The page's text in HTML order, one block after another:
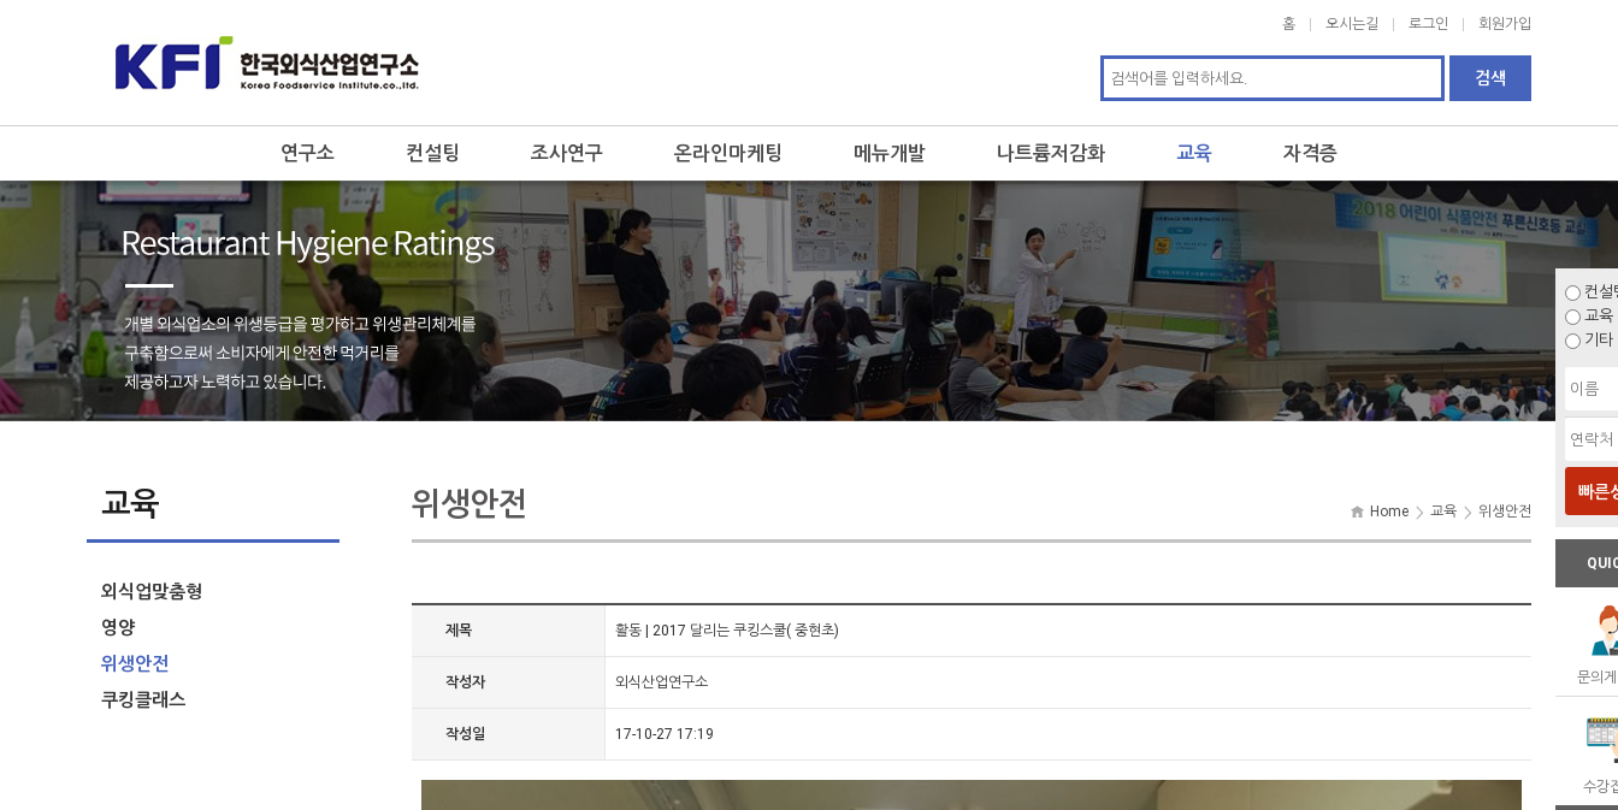
홈 오시는길 로그인 회원가입
연구소 컨설팅 조사연구 온라인마케팅 메뉴개발 나트륨저감화 교육 자격증
교육
외식업맞춤형
영양
위생안전
쿠킹클래스
위생안전 Home 교육 위생안전
제목 활동 | 2017 달리는 쿠킹스쿨( 중현초)
작성자 외식산업연구소
작성일 17-10-27 17:19
컨설
교육
기타
빠른
문의
수강